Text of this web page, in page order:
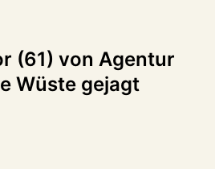
(61) von Agentur
Wüste gejagt